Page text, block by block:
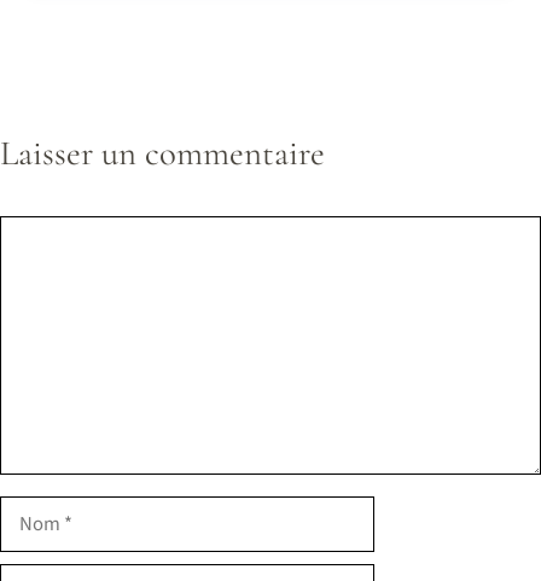
Laisser un commentaire
Nom